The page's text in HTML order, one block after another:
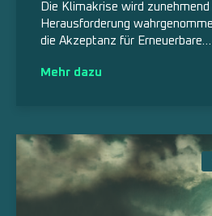
Die Klimakrise wird
Herausforderung
die Akzeptanz für Erneuerbare…
Mehr dazu